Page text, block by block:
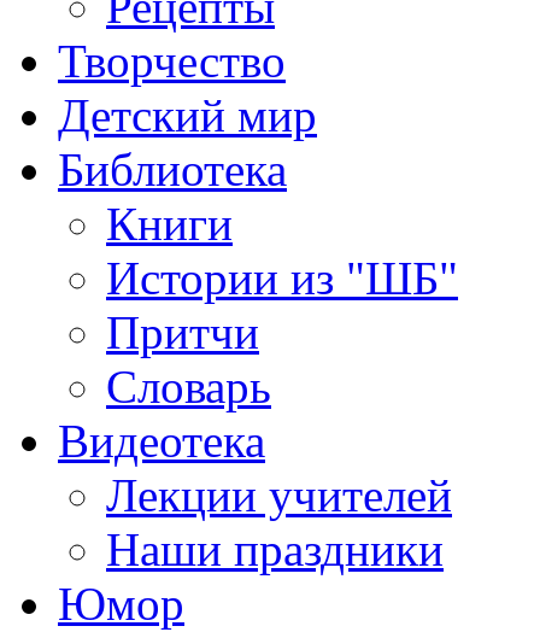
Творчество
Детский мир
Библиотека
Книги
Истории из "ШБ"
Притчи
Словарь
Видеотека
Лекции учителей
Наши праздники
Юмор